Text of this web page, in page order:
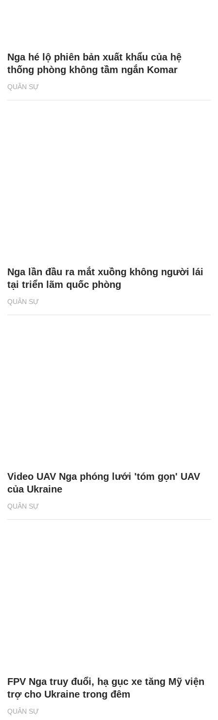
QUÂN SỰ
Nga hé lộ phiên bản xuất khẩu của hệ
thống phòng không tầm ngắn Komar
QUÂN SỰ
Nga lần đầu ra mắt xuồng không người lái
tại triển lãm quốc phòng
QUÂN SỰ
Video UAV Nga phóng lưới 'tóm gọn' UAV
của Ukraine
QUÂN SỰ
FPV Nga truy đuổi, hạ gục xe tăng Mỹ viện
trợ cho Ukraine trong đêm